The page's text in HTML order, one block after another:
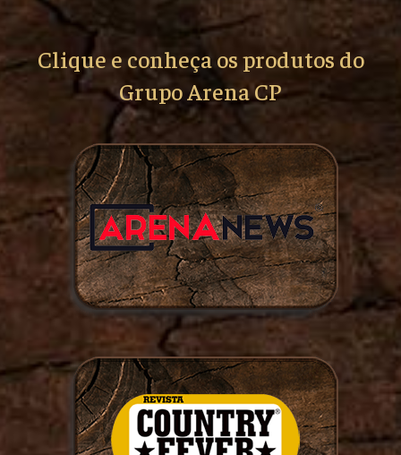
Clique e conheça os produtos do
Grupo Arena CP